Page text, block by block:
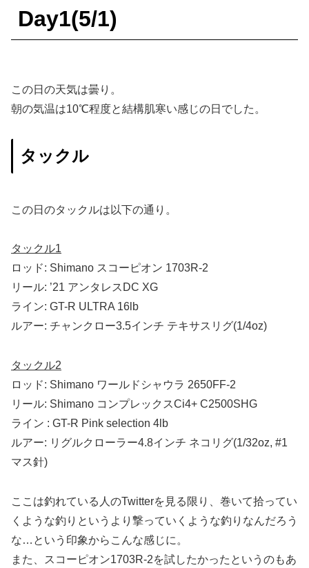
Day1(5/1)
この日の天気は曇り。
朝の気温は10℃程度と結構肌寒い感じの日でした。
タックル
この日のタックルは以下の通り。
タックル1
ロッド: Shimano スコーピオン 1703R-2
リール: ’21 アンタレスDC XG
ライン: GT-R ULTRA 16lb
ルアー: チャンクロー3.5インチ テキサスリグ(1/4oz)
タックル2
ロッド: Shimano ワールドシャウラ 2650FF-2
リール: Shimano コンプレックスCi4+ C2500SHG
ライン : GT-R Pink selection 4lb
ルアー: リグルクローラー4.8インチ ネコリグ(1/32oz, #1
マス針)
ここは釣れている人のTwitterを見る限り、巻いて拾ってい
くような釣りというより撃っていくような釣りなんだろう
な…という印象からこんな感じに。
また、スコーピオン1703R-2を試したかったというのもあ